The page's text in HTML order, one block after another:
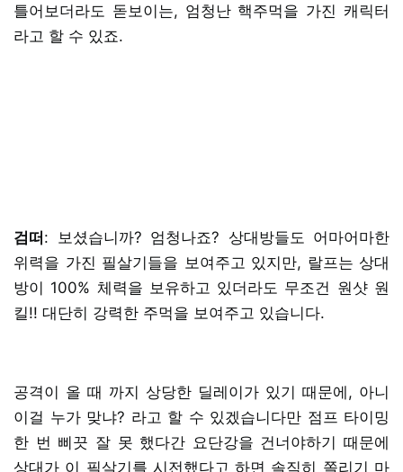
틀어보더라도 돋보이는, 엄청난 핵주먹을 가진 캐릭터
라고 할 수 있죠.
검떠: 보셨습니까? 엄청나죠? 상대방들도 어마어마한
위력을 가진 필살기들을 보여주고 있지만, 랄프는 상대
방이 100% 체력을 보유하고 있더라도 무조건 원샷 원
킬!! 대단히 강력한 주먹을 보여주고 있습니다.
공격이 올 때 까지 상당한 딜레이가 있기 때문에, 아니
이걸 누가 맞냐? 라고 할 수 있겠습니다만 점프 타이밍
한 번 삐끗 잘 못 했다간 요단강을 건너야하기 때문에
상대가 이 필살기를 시전했다고 하면 솔직히 쫄리기 마